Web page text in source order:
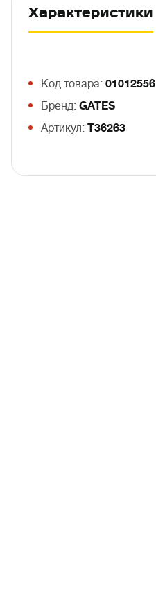
Характеристики
Код товара: 01012556
Бренд: GATES
Артикул: T36263